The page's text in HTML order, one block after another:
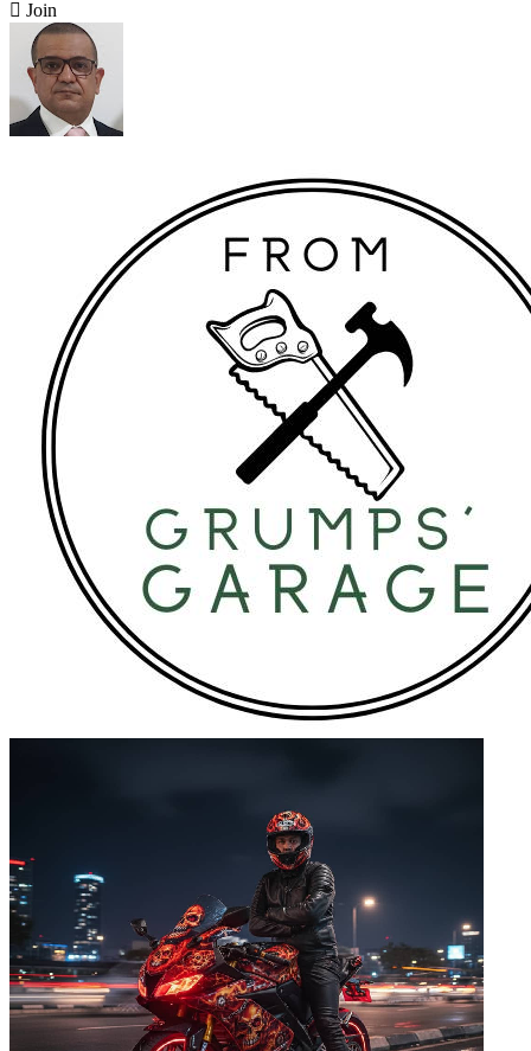
 Join